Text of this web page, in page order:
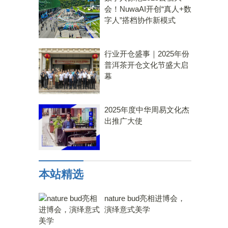
会！NuwaAI开创“真人+数
字人”搭档协作新模式
行业开仓盛事｜2025年份
普洱茶开仓文化节盛大启
幕
2025年度中华周易文化杰
出推广大使
本站精选
nature bud亮相进博会，
演绎意式美学